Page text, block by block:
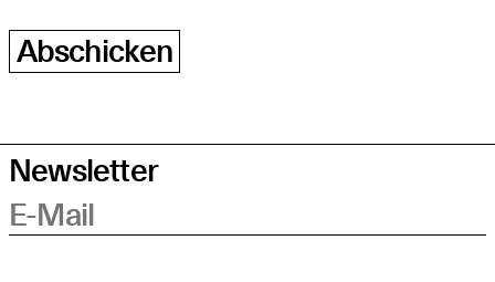
Abschicken
Newsletter
E-Mail